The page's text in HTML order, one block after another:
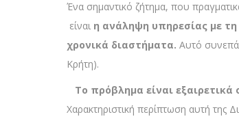
Ένα σημαντικό ζήτημα, που
είναι η ανάληψη υπηρεσίας με
χρονικά διαστήματα. Αυτό
Κρήτη).
Το πρόβλημα είναι
Χαρακτηριστική περίπτωση αυτή